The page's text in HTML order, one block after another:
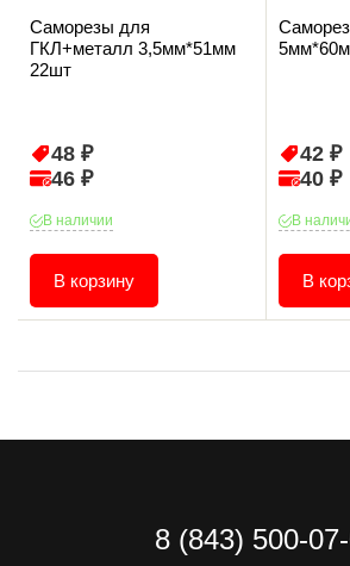
Саморезы для
ГКЛ+металл 3,5мм*51мм
22шт
48 ₽
46 ₽
В наличии
В корзину
42 ₽
40 ₽
В
В
8 (843) 500-